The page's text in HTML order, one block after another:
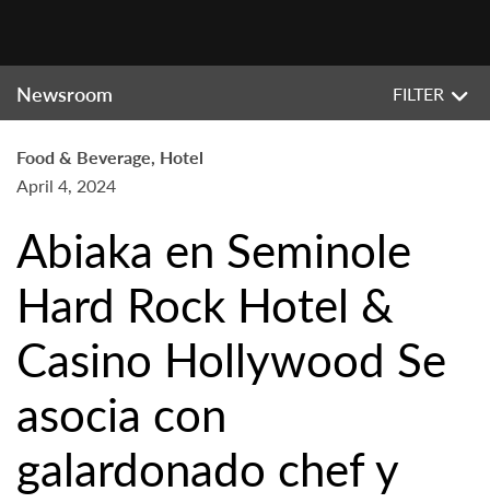
Newsroom FILTER
Food & Beverage, Hotel
April 4, 2024
Abiaka en Seminole
Hard Rock Hotel &
Casino Hollywood Se
asocia con
galardonado chef y